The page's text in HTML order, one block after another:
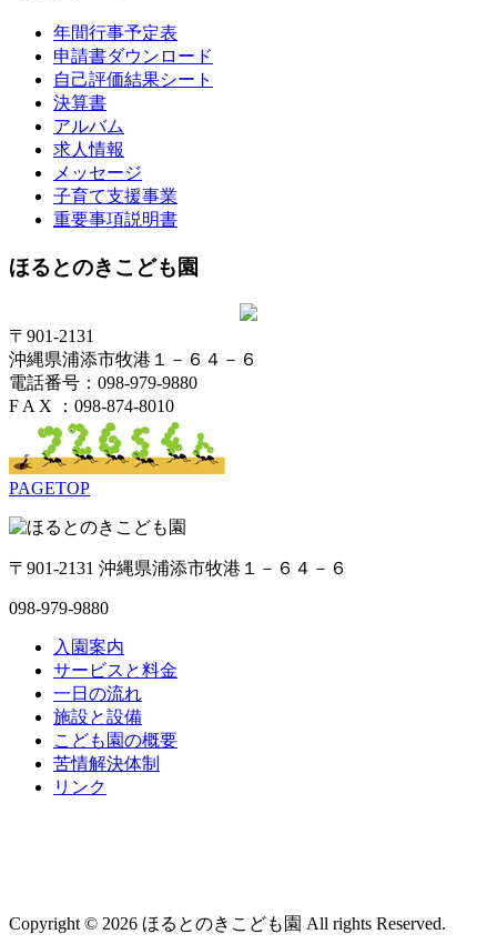
年間行事予定表
申請書ダウンロード
自己評価結果シート
決算書
アルバム
求人情報
メッセージ
子育て支援事業
重要事項説明書
ほるとのきこども園
〒901-2131
沖縄県浦添市牧港１－６４－６
電話番号：098-979-9880
F A X ：098-874-8010
PAGETOP
〒901-2131 沖縄県浦添市牧港１－６４－６
098-979-9880
入園案内
サービスと料金
一日の流れ
施設と設備
こども園の概要
苦情解決体制
リンク
Copyright © 2026 ほるとのきこども園 All rights Reserved.